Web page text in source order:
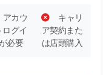
アカウ
ログイ
必要
キャリ
ア契約また
は店頭購入